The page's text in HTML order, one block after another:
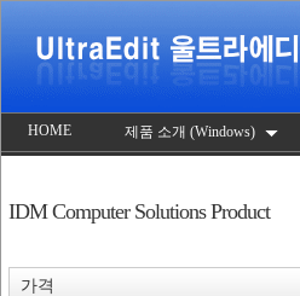
HOME 제품 소개 (Windows)
IDM Computer Solutions Product
가격